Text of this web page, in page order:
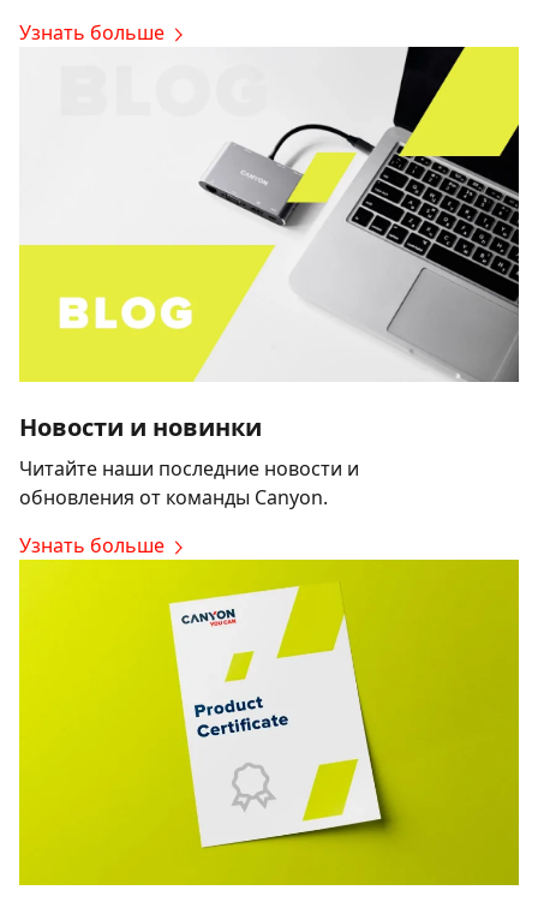
Узнать больше
Новости и новинки
Читайте наши последние новости и
обновления от команды Canyon.
Узнать больше